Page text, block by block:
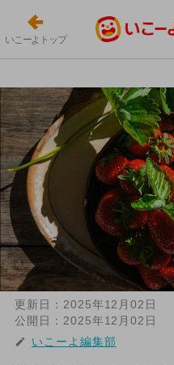
いこーよトップ
更新日： 2025年12月02日
公開日： 2025年12月02日
いこーよ編集部